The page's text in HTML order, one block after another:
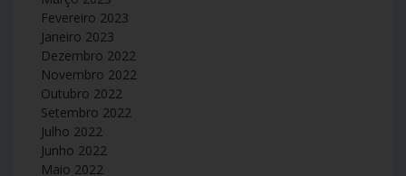
Fevereiro 2023
Janeiro 2023
Dezembro 2022
Novembro 2022
Outubro 2022
Setembro 2022
Julho 2022
Junho 2022
Maio 2022